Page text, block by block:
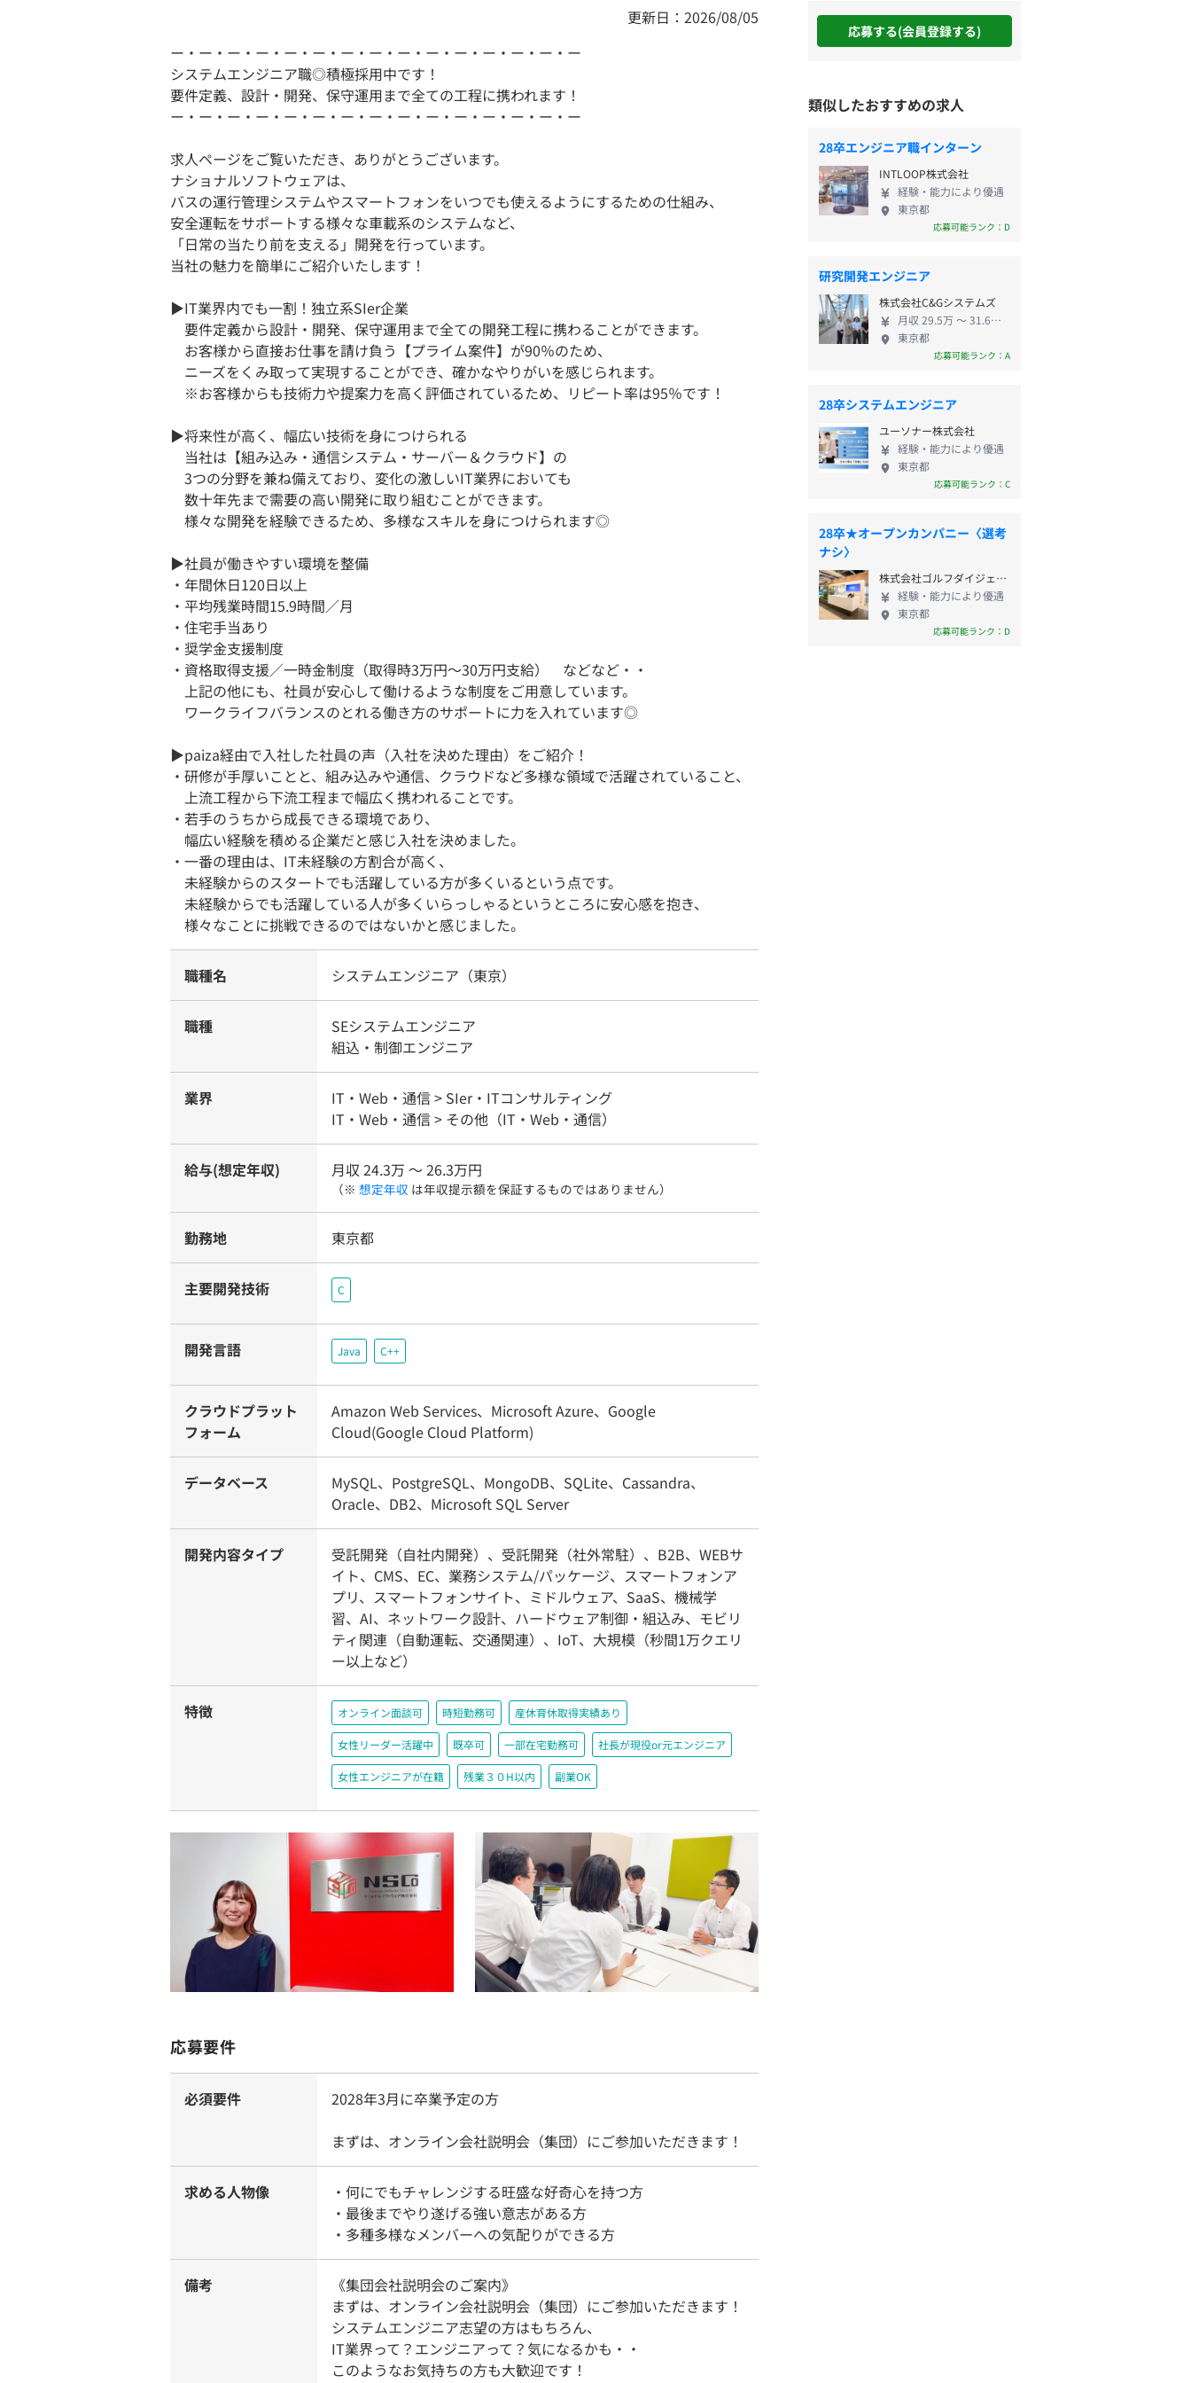
更新日：2026/08/05
ー・ー・ー・ー・ー・ー・ー・ー・ー・ー・ー・ー・ー・ー・ー
システムエンジニア職◎積極採用中です！
要件定義、設計・開発、保守運用まで全ての工程に携われます！
ー・ー・ー・ー・ー・ー・ー・ー・ー・ー・ー・ー・ー・ー・ー
求人ページをご覧いただき、ありがとうございます。
ナショナルソフトウェアは、
バスの運行管理システムやスマートフォンをいつでも使えるようにするための仕組み、
安全運転をサポートする様々な車載系のシステムなど、
「日常の当たり前を支える」開発を行っています。
当社の魅力を簡単にご紹介いたします！
▶IT業界内でも一割！独立系SIer企業
要件定義から設計・開発、保守運用まで全ての開発工程に携わることができます。
お客様から直接お仕事を請け負う【プライム案件】が90％のため、
ニーズをくみ取って実現することができ、確かなやりがいを感じられます。
※お客様からも技術力や提案力を高く評価されているため、リピート率は95％です！
▶将来性が高く、幅広い技術を身につけられる
当社は【組み込み・通信システム・サーバー＆クラウド】の
3つの分野を兼ね備えており、変化の激しいIT業界においても
数十年先まで需要の高い開発に取り組むことができます。
様々な開発を経験できるため、多様なスキルを身につけられます◎
▶社員が働きやすい環境を整備
・年間休日120日以上
・平均残業時間15.9時間／月
・住宅手当あり
・奨学金支援制度
・資格取得支援／一時金制度（取得時3万円～30万円支給） などなど・・
上記の他にも、社員が安心して働けるような制度をご用意しています。
ワークライフバランスのとれる働き方のサポートに力を入れています◎
▶paiza経由で入社した社員の声（入社を決めた理由）をご紹介！
・研修が手厚いことと、組み込みや通信、クラウドなど多様な領域で活躍されていること、
上流工程から下流工程まで幅広く携われることです。
・若手のうちから成長できる環境であり、
幅広い経験を積める企業だと感じ入社を決めました。
・一番の理由は、IT未経験の方割合が高く、
未経験からのスタートでも活躍している方が多くいるという点です。
未経験からでも活躍している人が多くいらっしゃるというところに安心感を抱き、
様々なことに挑戦できるのではないかと感じました。
職種名 システムエンジニア（東京）
職種
SEシステムエンジニア
組込・制御エンジニア
業界
IT・Web・通信 > SIer・ITコンサルティング
IT・Web・通信 > その他（IT・Web・通信）
給与(想定年収) 月収 24.3万 〜 26.3万円
（※ 想定年収 は年収提示額を保証するものではありません）
勤務地 東京都
主要開発技術 C
開発言語 Java C++
クラウドプラット
フォーム
Amazon Web Services、Microsoft Azure、Google
Cloud(Google Cloud Platform)
データベース
MySQL、PostgreSQL、MongoDB、SQLite、Cassandra、
Oracle、DB2、Microsoft SQL Server
開発内容タイプ
受託開発（自社内開発）、受託開発（社外常駐）、B2B、WEBサ
イト、CMS、EC、業務システム/パッケージ、スマートフォンア
プリ、スマートフォンサイト、ミドルウェア、SaaS、機械学
習、AI、ネットワーク設計、ハードウェア制御・組込み、モビリ
ティ関連（自動運転、交通関連）、IoT、大規模（秒間1万クエリ
ー以上など）
特徴 オンライン面談可 時短勤務可 産休育休取得実績あり
女性リーダー活躍中 既卒可 一部在宅勤務可 社長が現役or元エンジニア
女性エンジニアが在籍 残業３０H以内 副業OK
応募要件
必須要件
2028年3月に卒業予定の方
まずは、オンライン会社説明会（集団）にご参加いただきます！
求める人物像
・何にでもチャレンジする旺盛な好奇心を持つ方
・最後までやり遂げる強い意志がある方
・多種多様なメンバーへの気配りができる方
備考
《集団会社説明会のご案内》
まずは、オンライン会社説明会（集団）にご参加いただきます！
システムエンジニア志望の方はもちろん、
IT業界って？エンジニアって？気になるかも・・
このようなお気持ちの方も大歓迎です！
応募する(会員登録する)
類似したおすすめの求人
28卒エンジニア職インターン
INTLOOP株式会社
経験・能力により優遇
東京都
応募可能ランク：D
研究開発エンジニア
株式会社C&Gシステムズ
月収 29.5万 〜 31.6万円
東京都
応募可能ランク：A
28卒システムエンジニア
ユーソナー株式会社
経験・能力により優遇
東京都
応募可能ランク：C
28卒★オープンカンパニー〈選考
ナシ〉
株式会社ゴルフダイジェスト・オンライン
経験・能力により優遇
東京都
応募可能ランク：D